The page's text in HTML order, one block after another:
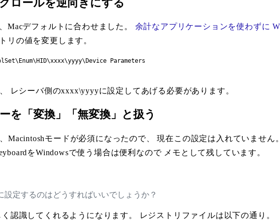
ロールを逆向きにする
Macデフォルトに合わせました。 余計なアプリケーションを使わずに
リの値を変更します。
Parameters
レシーバ側のxxxx\yyyyに設定してあげる必要があります。
「変換」「無変換」と扱う
Macintoshモードが必須になったので、 現在この設定は入れていませ
をWindowsで使う場合は便利なので メモとして残しています。
定するのはどうすればいいでしょうか？
認識してくれるようになります。 レジストリファイルは以下の通り。